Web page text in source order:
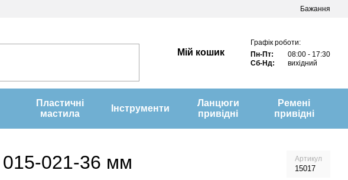
Бажання
Мій кошик
Графік роботи:
Пн-Пт:
08:00 - 17:30
Сб-Нд:
вихідний
Пластичні
мастила
Інструменти
Ланцюги
привідні
Ремені
привідні
015-021-36 мм Артикул
15017